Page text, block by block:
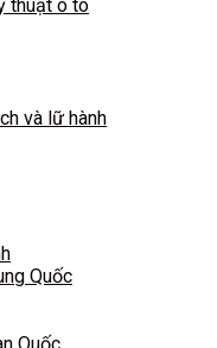
thuật ô tô
và lữ hành
Quốc